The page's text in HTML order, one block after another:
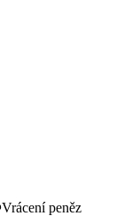
Vrácení peněz